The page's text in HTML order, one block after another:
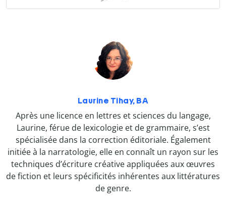
Laurine Tihay, BA
Après une licence en lettres et sciences du langage,
Laurine, férue de lexicologie et de grammaire, s’est
spécialisée dans la correction éditoriale. Également
initiée à la narratologie, elle en connaît un rayon sur les
techniques d’écriture créative appliquées aux œuvres
de fiction et leurs spécificités inhérentes aux littératures
de genre.